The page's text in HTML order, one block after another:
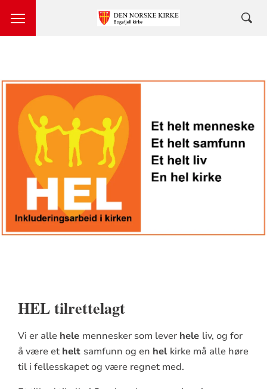
til
rettlagt
HEL tilrettelagt
Vi er alle hele mennesker som lever hele liv, og for
å være et helt samfunn og en hel kirke må alle høre
til i fellesskapet og være regnet med.